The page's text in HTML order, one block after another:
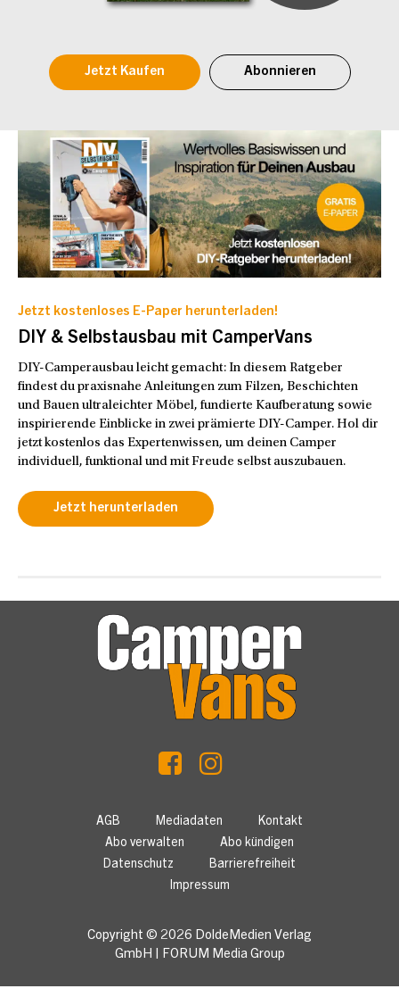
Jetzt Kaufen Abonnieren
Jetzt kostenloses E-Paper herunterladen!
DIY & Selbstausbau mit CamperVans
DIY-Camperausbau leicht gemacht: In diesem Ratgeber
findest du praxisnahe Anleitungen zum Filzen, Beschichten
und Bauen ultraleichter Möbel, fundierte Kaufberatung sowie
inspirierende Einblicke in zwei prämierte DIY-Camper. Hol dir
jetzt kostenlos das Expertenwissen, um deinen Camper
individuell, funktional und mit Freude selbst auszubauen.
Jetzt herunterladen
AGB Mediadaten
Kontakt
Abo verwalten
Abo kündigen
Datenschutz
Barrierefreiheit
Impressum
Copyright © 2026 DoldeMedien Verlag
GmbH
FORUM Media Group